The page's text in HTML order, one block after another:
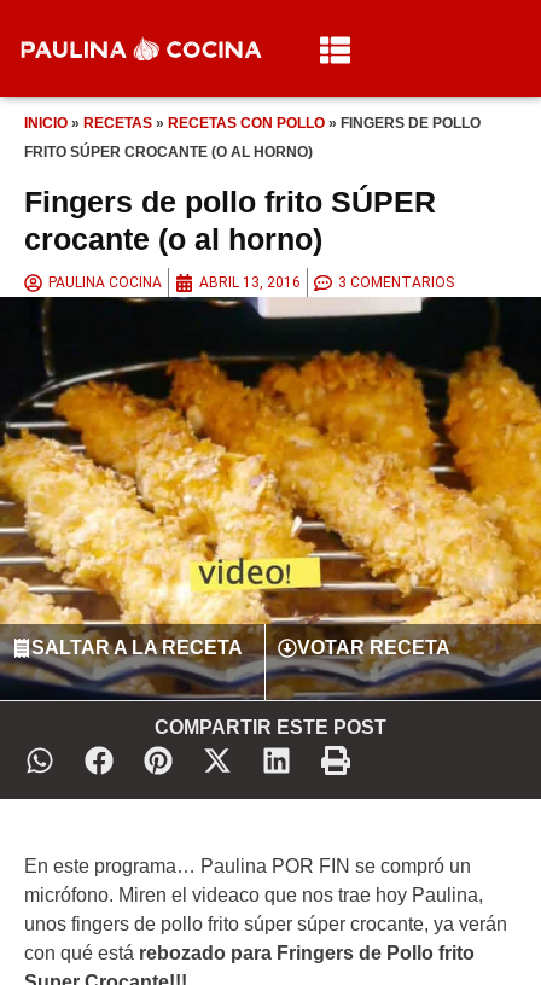
INICIO » RECETAS » RECETAS CON POLLO » FINGERS DE POLLO
FRITO SÚPER CROCANTE (O AL HORNO)
Fingers de pollo frito SÚPER
crocante (o al horno)
PAULINA COCINA ABRIL 13, 2016 3 COMENTARIOS
SALTAR A LA RECETA VOTAR RECETA
COMPARTIR ESTE POST
En este programa… Paulina POR FIN se compró un
micrófono. Miren el videaco que nos trae hoy Paulina,
unos fingers de pollo frito súper súper crocante, ya verán
con qué está rebozado para Fringers de Pollo frito